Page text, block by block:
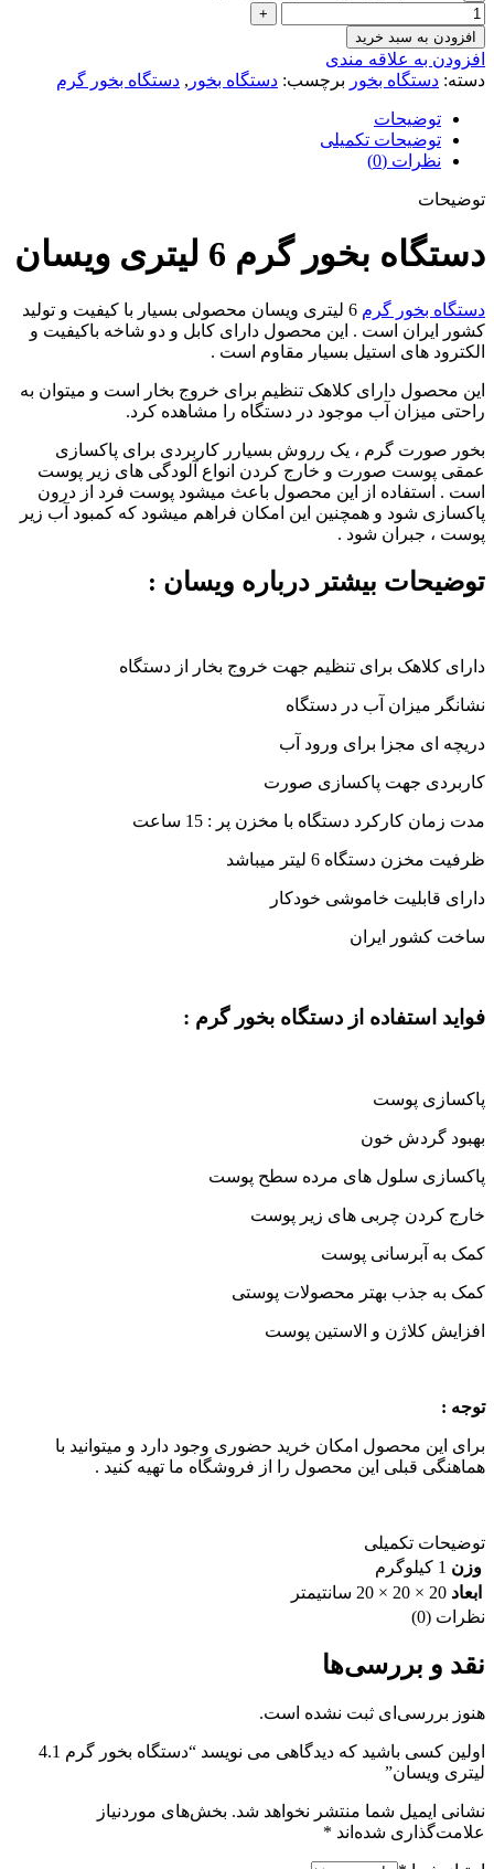
افزودن به سبد خرید
افزودن به علاقه مندی
دسته: دستگاه بخور برچسب: دستگاه بخور , دستگاه بخور گرم
توضیحات
توضیحات تکمیلی
نظرات (0)
توضیحات
دستگاه بخور گرم 6 لیتری ویسان
دستگاه بخور گرم
6 لیتری ویسان محصولی بسیار با کیفیت و تولید
کشور ایران است . این محصول دارای کابل و دو شاخه باکیفیت و
الکترود های استیل بسیار مقاوم است .
این محصول دارای کلاهک تنظیم برای خروج بخار است و میتوان به
راحتی میزان آب موجود در دستگاه را مشاهده کرد.
بخور صورت گرم ، یک رروش بسیارر کاربردی برای پاکسازی
عمقی پوست صورت و خارج کردن انواع آلودگی های زیر پوست
است . استفاده از این محصول باعث میشود پوست فرد از درون
پاکسازی شود و همچنین این امکان فراهم میشود که کمبود آب زیر
پوست ، جبران شود .
توضیحات بیشتر درباره ویسان :
دارای کلاهک برای تنظیم جهت خروج بخار از دستگاه
نشانگر میزان آب در دستگاه
دریچه ای مجزا برای ورود آب
کاربردی جهت پاکسازی صورت
مدت زمان کارکرد دستگاه با مخزن پر : 15 ساعت
ظرفیت مخزن دستگاه 6 لیتر میباشد
دارای قابلیت خاموشی خودکار
ساخت کشور ایران
فواید استفاده از دستگاه بخور گرم :
پاکسازی پوست
بهبود گردش خون
پاکسازی سلول های مرده سطح پوست
خارج کردن چربی های زیر پوست
کمک به آبرسانی پوست
کمک به جذب بهتر محصولات پوستی
افزایش کلاژن و الاستین پوست
توجه :
برای این محصول امکان خرید حضوری وجود دارد و میتوانید با
هماهنگی قبلی این محصول را از فروشگاه ما تهیه کنید .
توضیحات تکمیلی
وزن 1 کیلوگرم
ابعاد 20 × 20 × 20 سانتیمتر
نظرات (0)
نقد و بررسی‌ها
هنوز بررسی‌ای ثبت نشده است.
اولین کسی باشید که دیدگاهی می نویسد “دستگاه بخور گرم 4.1
لیتری ویسان”
نشانی ایمیل شما منتشر نخواهد شد. بخش‌های موردنیاز
علامت‌گذاری شده‌اند *